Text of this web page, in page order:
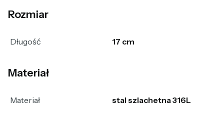
Rozmiar
Długość 17 cm
Materiał
Materiał stal szlachetna 316L